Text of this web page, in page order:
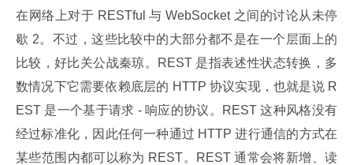
在网络上对于 RESTful 与 WebSocket 之间的讨论从未停
歇 2。不过，这些比较中的大部分都不是在一个层面上的
比较，好比关公战秦琼。REST 是指表述性状态转换，多
数情况下它需要依赖底层的 HTTP 协议实现，也就是说 R
EST 是一个基于请求 - 响应的协议。REST 这种风格没有
经过标准化，因此任何一种通过 HTTP 进行通信的方式在
某些范围内都可以称为 REST。REST 通常会将新增、读